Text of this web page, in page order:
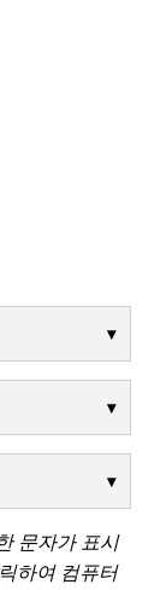
문자가 표시
하여 컴퓨터